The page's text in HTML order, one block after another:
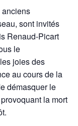
sont invités
Renaud-Picart
le
joies des
au cours de la
démasquer le
la mort